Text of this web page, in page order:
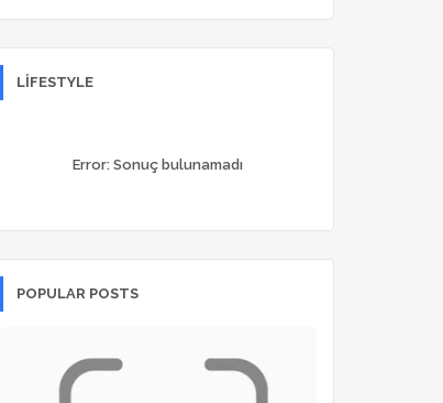
LIFESTYLE
Error: Sonuç bulunamadı
POPULAR POSTS